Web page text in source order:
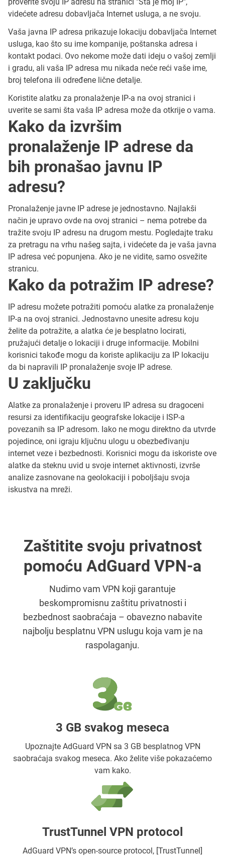
videćete adresu dobavljača Internet usluga, a ne svoju.
Vaša javna IP adresa prikazuje lokaciju dobavljača Internet
usluga, kao što su ime kompanije, poštanska adresa i
kontakt podaci. Ovo nekome može dati ideju o vašoj zemlji
i gradu, ali vaša IP adresa mu nikada neće reći vaše ime,
broj telefona ili određene lične detalje.
Koristite alatku za pronalaženje IP-a na ovoj stranici i
uverite se sami šta vaša IP adresa može da otkrije o vama.
Kako da izvršim
pronalaženje IP adrese da
bih pronašao javnu IP
adresu?
Pronalaženje javne IP adrese je jednostavno. Najlakši
način je upravo ovde na ovoj stranici – nema potrebe da
tražite svoju IP adresu na drugom mestu. Pogledajte traku
za pretragu na vrhu našeg sajta, i videćete da je vaša javna
IP adresa već popunjena. Ako je ne vidite, samo osvežite
stranicu.
Kako da potražim IP adrese?
IP adresu možete potražiti pomoću alatke za pronalaženje
IP-a na ovoj stranici. Jednostavno unesite adresu koju
želite da potražite, a alatka će je besplatno locirati,
pružajući detalje o lokaciji i druge informacije. Mobilni
korisnici takođe mogu da koriste aplikaciju za IP lokaciju
da bi napravili IP pronalaženje svoje IP adrese.
U zaključku
Alatke za pronalaženje i proveru IP adresa su dragoceni
resursi za identifikaciju geografske lokacije i ISP-a
povezanih sa IP adresom. Iako ne mogu direktno da utvrde
pojedince, oni igraju ključnu ulogu u obezbeđivanju
internet veze i bezbednosti. Korisnici mogu da iskoriste ove
alatke da steknu uvid u svoje internet aktivnosti, izvrše
analize zasnovane na geolokaciji i poboljšaju svoja
iskustva na mreži.
Zaštitite svoju privatnost
pomoću AdGuard VPN-a
Nudimo vam VPN koji garantuje
beskompromisnu zaštitu privatnosti i
bezbednost saobraćaja – obavezno nabavite
najbolju besplatnu VPN uslugu koja vam je na
raspolaganju.
3 GB svakog meseca
Upoznajte AdGuard VPN sa 3 GB besplatnog VPN
saobraćaja svakog meseca. Ako želite više pokazaćemo
vam kako.
TrustTunnel VPN protocol
AdGuard VPN’s open-source protocol, [TrustTunnel]